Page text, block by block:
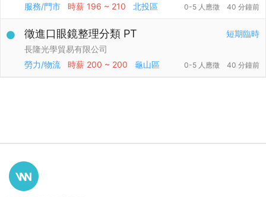
服務/門市
時薪 196 ~ 210 北投區 0-5 人應徵 40 分鐘前
短期臨時
徵進口眼鏡整理分類 PT
長隆光學貿易有限公司
勞力/物流
時薪 200 ~ 200 龜山區 0-5 人應徵 40 分鐘前